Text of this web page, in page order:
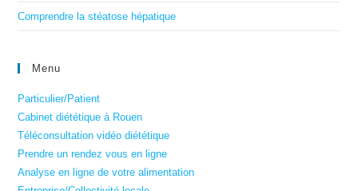
Comprendre la stéatose hépatique
Menu
Particulier/Patient
Cabinet diététique à Rouen
Téléconsultation vidéo diététique
Prendre un rendez vous en ligne
Analyse en ligne de votre alimentation